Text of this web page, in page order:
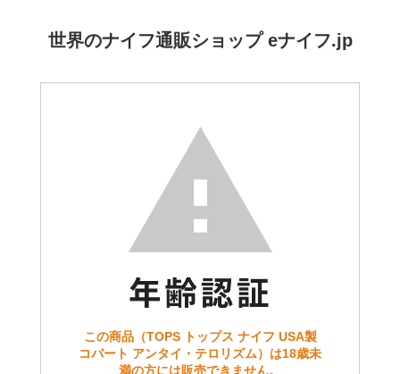
世界のナイフ通販ショップ eナイフ.jp
この商品（TOPS トップス ナイフ USA製
コバート アンタイ・テロリズム）は18歳未
満の方には販売できません。